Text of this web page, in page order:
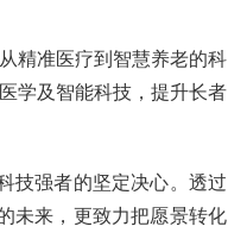
精准医疗到智慧养老的科
学及智能科技，提升长者
技强者的坚定决心。透过
未来，更致力把愿景转化